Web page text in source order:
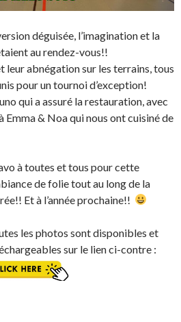
déguisée, l’imagination et la
au rendez-vous!!
leur abnégation sur les terrains, tous
pour un tournoi d’exception!
qui a assuré la restauration, avec
& Noa qui nous ont cuisiné de
à toutes et tous pour cette
de folie tout au long de la
Et à l’année prochaine!!
les photos sont disponibles et
sur le lien ci-contre :